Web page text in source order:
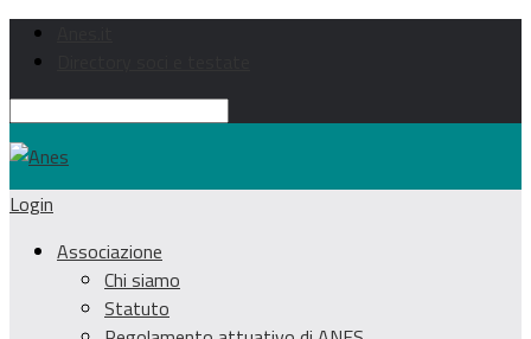
Login
Associazione
Chi siamo
Statuto